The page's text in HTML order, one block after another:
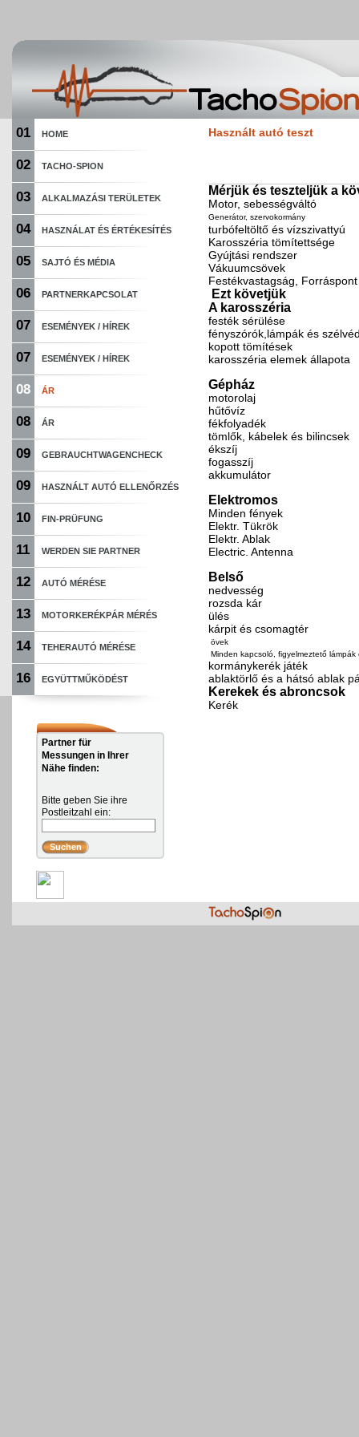
01 HOME
02 TACHO-SPION
03 ALKALMAZÁSI TERÜLETEK
04 HASZNÁLAT ÉS ÉRTÉKESÍTÉS
05 SAJTÓ ÉS MÉDIA
06 PARTNERKAPCSOLAT
07 ESEMÉNYEK / HÍREK
07 ESEMÉNYEK / HÍREK
08 ÁR
08 ÁR
09 GEBRAUCHTWAGENCHECK
09 HASZNÁLT AUTÓ ELLENŐRZÉS
10 FIN-PRÜFUNG
11 WERDEN SIE PARTNER
12 AUTÓ MÉRÉSE
13 MOTORKERÉKPÁR MÉRÉS
14 TEHERAUTÓ MÉRÉSE
16 EGYÜTTMŰKÖDÉST
Partner für
Messungen in Ihrer
Nähe finden:
Bitte geben Sie ihre
Postleitzahl ein:
Használt autó teszt
Mérjük és teszteljük a
Motor, sebességváltó
Generátor, szervokormány
turbófeltöltő és vízszivattyú
Karosszéria tömítettsége
Gyújtási rendszer
Vákuumcsövek
Festékvastagság,
Ezt követjük
A karosszéria
festék sérülése
fényszórók,lámpák és
kopott tömítések
karosszéria elemek állapota
Gépház
motorolaj
hűtővíz
fékfolyadék
tömlők, kábelek és bilincsek
ékszíj
fogasszíj
akkumulátor
Elektromos
Minden fények
Elektr. Tükrök
Elektr. Ablak
Electric. Antenna
Belső
nedvesség
rozsda kár
ülés
kárpit és csomagtér
övek
Minden kapcsoló, figyelmeztető lámpák
kormánykerék játék
ablaktörlő és a hátsó ablak
Kerekek és abroncsok
Kerék